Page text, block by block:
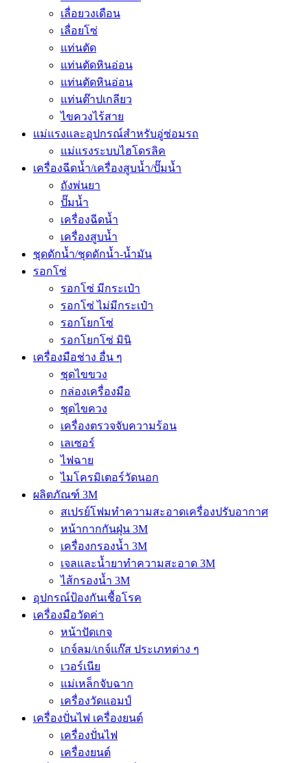
เลื่อยวงเดือน
เลื่อยโซ่
แท่นตัด
แท่นตัดหินอ่อน
แท่นตัดหินอ่อน
แท่นต๊าปเกลียว
ไขควงไร้สาย
แม่แรงและอุปกรณ์สำหรับอู่ซ่อมรถ
แม่แรงระบบไฮโดรลิค
เครื่องฉีดน้ำ/เครื่องสูบน้ำ/ปั๊มน้ำ
ถังพ่นยา
ปั๊มน้ำ
เครื่องฉีดน้ำ
เครื่องสูบน้ำ
ชุดดักน้ำ/ชุดดักน้ำ-น้ำมัน
รอกโซ่
รอกโซ่ มีกระเป๋า
รอกโซ่ ไม่มีกระเป๋า
รอกโยกโซ่
รอกโยกโซ่ มินิ
เครื่องมือช่าง อื่น ๆ
ชุดไขขวง
กล่องเครื่องมือ
ชุดไขควง
เครื่องตรวจจับความร้อน
เลเซอร์
ไฟฉาย
ไมโครมิเตอร์วัดนอก
ผลิตภัณฑ์ 3M
สเปรย์โฟมทำความสะอาดเครื่องปรับอากาศ
หน้ากากกันฝุ่น 3M
เครื่องกรองน้ำ 3M
เจลและน้ำยาทำความสะอาด 3M
ไส้กรองน้ำ 3M
อุปกรณ์ป้องกันเชื้อโรค
เครื่องมือวัดค่า
หน้าปัดเกจ
เกจ์ลม/เกจ์แก๊ส ประเภทต่าง ๆ
เวอร์เนีย
แม่เหล็กจับฉาก
เครื่องวัดแอมป์
เครื่องปั่นไฟ เครื่องยนต์
เครื่องปั่นไฟ
เครื่องยนต์